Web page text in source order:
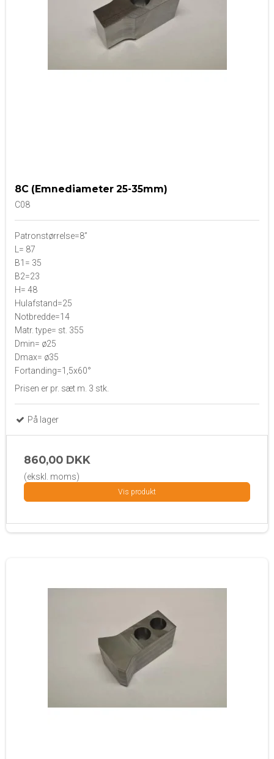
8C (Emnediameter 25-35mm)
C08
Patronstørrelse=8”
L= 87
B1= 35
B2=23
H= 48
Hulafstand=25
Notbredde=14
Matr. type= st. 355
Dmin= ø25
Dmax= ø35
Fortanding=1,5x60°
Prisen er pr. sæt m. 3 stk.
På lager
860,00 DKK
(ekskl. moms)
Vis produkt